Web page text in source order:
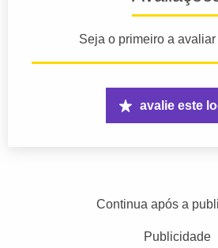
Seja o primeiro a
avalie este
Continua após a
Publicidade